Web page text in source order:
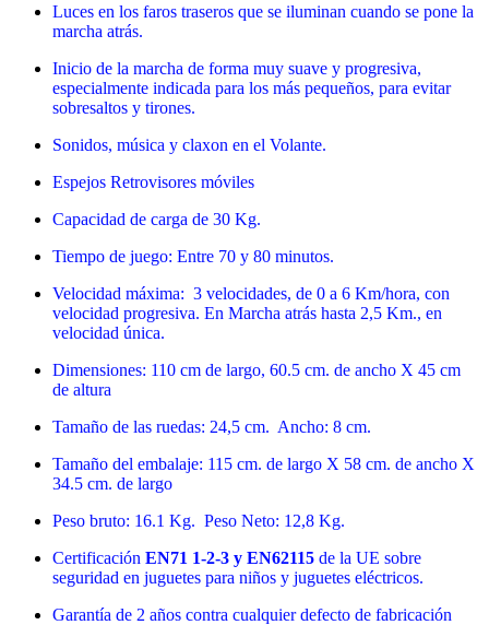
Luces en los faros traseros que se iluminan cuando se pone la
marcha atrás.
Inicio de la marcha de forma muy suave y progresiva,
especialmente indicada para los más pequeños, para evitar
sobresaltos y tirones.
Sonidos, música y claxon en el Volante.
Espejos Retrovisores móviles
Capacidad de carga de 30 Kg.
Tiempo de juego: Entre 70 y 80 minutos.
Velocidad máxima: 3 velocidades, de 0 a 6 Km/hora, con
velocidad progresiva. En Marcha atrás hasta 2,5 Km., en
velocidad única.
Dimensiones: 110 cm de largo, 60.5 cm. de ancho X 45 cm
de altura
Tamaño de las ruedas: 24,5 cm. Ancho: 8 cm.
Tamaño del embalaje: 115 cm. de largo X 58 cm. de ancho X
34.5 cm. de largo
Peso bruto: 16.1 Kg. Peso Neto: 12,8 Kg.
Certificación EN71 1-2-3 y EN62115 de la UE sobre
seguridad en juguetes para niños y juguetes eléctricos.
Garantía de 2 años contra cualquier defecto de fabricación